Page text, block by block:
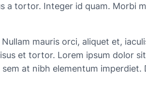
a tortor. Integer id quam. Morbi
mauris orci, aliquet et,
et tortor. Lorem ipsum dolor
at nibh elementum imperdiet.